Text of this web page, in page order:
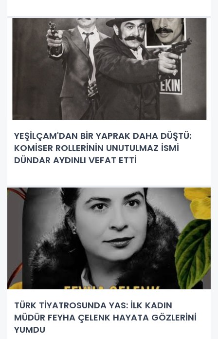
YEŞİLÇAM'DAN BİR YAPRAK DAHA DÜŞTÜ:
KOMİSER ROLLERİNİN UNUTULMAZ İSMİ
DÜNDAR AYDINLI VEFAT ETTİ
TÜRK TİYATROSUNDA YAS: İLK KADIN
MÜDÜR FEYHA ÇELENK HAYATA GÖZLERİNİ
YUMDU